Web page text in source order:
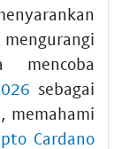
sebagai
memahami
Cardano